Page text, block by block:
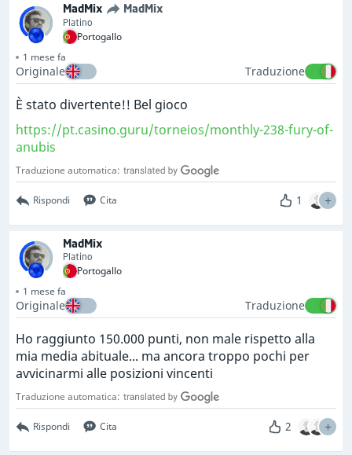
MadMix MadMix
Platino
Portogallo
1 mese fa
Originale Traduzione
È stato divertente!! Bel gioco
https://pt.casino.guru/torneios/monthly-238-fury-of-
anubis
Traduzione automatica:
Rispondi Cita 1
MadMix
Platino
Portogallo
1 mese fa
Originale Traduzione
Ho raggiunto 150.000 punti, non male rispetto alla
mia media abituale... ma ancora troppo pochi per
avvicinarmi alle posizioni vincenti
Traduzione automatica:
Rispondi Cita 2